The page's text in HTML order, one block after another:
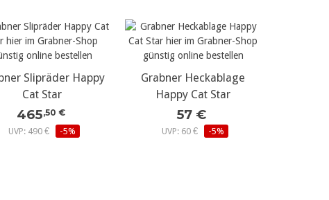
mehr Details...
Slipräder Happy
Cat Star
465,50 €
UVP: 490 €
-5%
mehr Details...
Grabner Heckablage
Happy Cat Star
57 €
UVP: 60 € -5%